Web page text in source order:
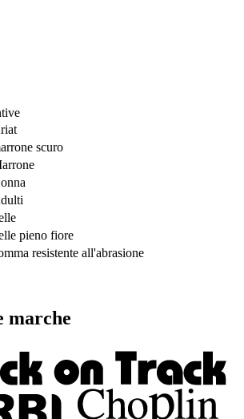
scuro
pieno fiore
resistente all'abrasione
marche